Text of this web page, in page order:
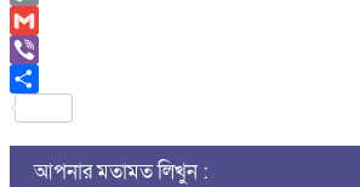
Copy
Link
Gmail
Viber
আপনার মতামত লিখুন :